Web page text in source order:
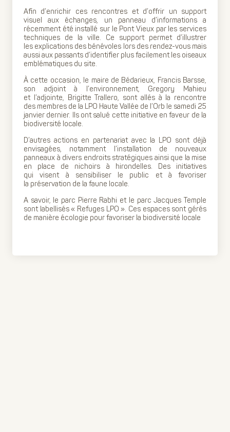
Afin d’enrichir ces rencontres et d’offrir un support
visuel aux échanges, un panneau d’informations a
récemment été installé sur le Pont Vieux par les services
techniques de la ville. Ce support permet d’illustrer
les explications des bénévoles lors des rendez-vous mais
aussi aux passants d’identifier plus facilement les oiseaux
emblématiques du site.
À cette occasion, le maire de Bédarieux, Francis Barsse,
son adjoint à l’environnement, Gregory Mahieu
et l’adjointe, Brigitte Trallero, sont allés à la rencontre
des membres de la LPO Haute Vallée de l’Orb le samedi 25
janvier dernier. Ils ont salué cette initiative en faveur de la
biodiversité locale.
D’autres actions en partenariat avec la LPO sont déjà
envisagées, notamment l’installation de nouveaux
panneaux à divers endroits stratégiques ainsi que la mise
en place de nichoirs à hirondelles. Des initiatives
qui visent à sensibiliser le public et à favoriser
la préservation de la faune locale.
A savoir, le parc Pierre Rabhi et le parc Jacques Temple
sont labellisés « Refuges LPO ». Ces espaces sont gérés
de manière écologie pour favoriser la biodiversité locale